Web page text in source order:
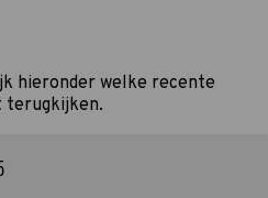
hieronder welke recente
terugkijken.